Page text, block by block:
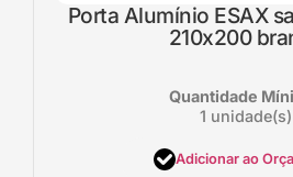
Porta Alumínio ESAX
210x200
Quantidade
1 unidade(s)
Adicionar ao